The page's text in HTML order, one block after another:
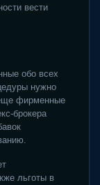
вести
обо всех
нужно
фирменные
брокера
льготы в